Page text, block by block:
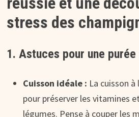
stress des
1. Astuces pour une
Cuisson idéale : La cuisson à
pour préserver les vitamines
légumes. Pense à couper les